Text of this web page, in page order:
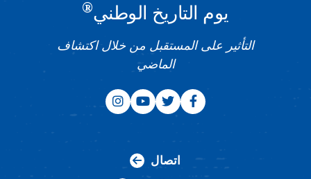
يوم التاريخ الوطني®
التأثير على المستقبل من خلال اكتشاف
الماضي
اتصال